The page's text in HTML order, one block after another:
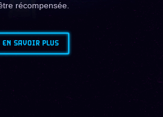
récompensée.
EN SAVOIR PLUS